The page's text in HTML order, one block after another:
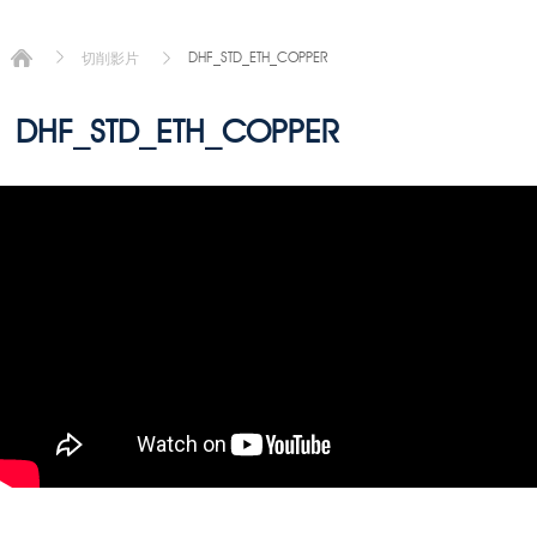
切削影片 DHF_STD_ETH_COPPER
DHF_STD_ETH_COPPER